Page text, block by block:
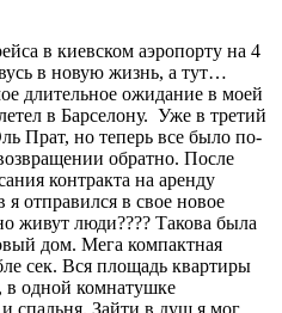
в киевском аэропорту на 4
в новую жизнь, а тут…
длительное ожидание в моей
в Барселону. Уже в третий
Прат, но теперь все было по-
обратно. После
контракта на аренду
отправился в свое новое
живут люди???? Такова была
дом. Мега компактная
сек. Вся площадь квартиры
одной комнатушке
и спальня. Зайти в душ я мог